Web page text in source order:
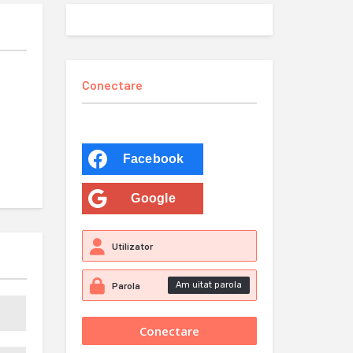
Conectare
Facebook
Google
Am uitat parola